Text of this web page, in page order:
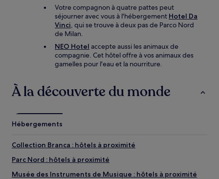
Votre compagnon à quatre pattes peut
séjourner avec vous à l'hébergement Hotel Da
Vinci, qui se trouve à deux pas de Parco Nord
de Milan.
NEO Hotel accepte aussi les animaux de
compagnie. Cet hôtel offre à vos animaux des
gamelles pour l'eau et la nourriture.
À la découverte du monde
Hébergements
Collection Branca : hôtels à proximité
Parc Nord : hôtels à proximité
Musée des Instruments de Musique : hôtels à proximité